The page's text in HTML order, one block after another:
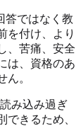
答ではなく教
を付け、より
、苦痛、安全
は、資格のあ
ん。
み込み過ぎ
きるため、